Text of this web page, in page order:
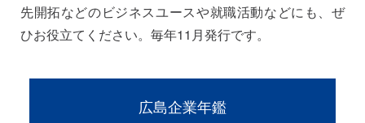
先開拓などのビジネスユースや就職活動などにも、ぜ
ひお役立てください。毎年11月発行です。
広島企業年鑑